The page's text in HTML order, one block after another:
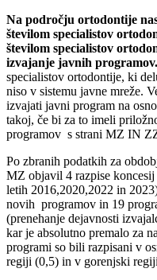
Na področju ortodontije
številom specialistov
številom specialistov
izvajanje javnih programov.
specialistov ortodontije, ki
niso v sistemu javne mreže.
izvajati javni program na
takoj, če bi za to imeli
programov s strani MZ IN
Po zbranih podatkih za
MZ objavil 4 razpise
letih 2016,2020,2022 in
novih programov in 19
(prenehanje dejavnosti
kar je absolutno premalo za
programi so bili razpisani v
regiji (0,5) in v gorenjski